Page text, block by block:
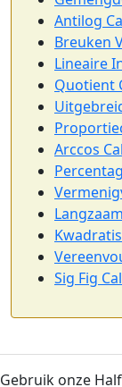
Antilog
Breuken
Lineaire
Quotient
Arccos
Sig Fig
Gebruik onze